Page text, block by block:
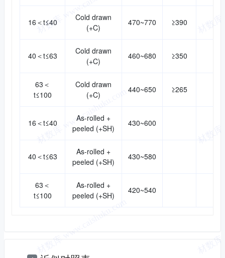
16＜t≤40
Cold drawn
(+C)
470~770 ≥390
40＜t≤63
Cold drawn
(+C)
460~680 ≥350
63＜
t≤100
Cold drawn
(+C)
440~650 ≥265
16＜t≤40
As-rolled +
peeled (+SH)
430~600
40＜t≤63
As-rolled +
peeled (+SH)
430~580
63＜
t≤100
As-rolled +
peeled (+SH)
420~540